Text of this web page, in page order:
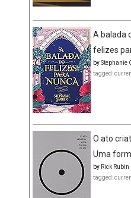
A balada
felizes
byStephanie
tagged:
O ato
Uma
by Rick Rubin
tagged: